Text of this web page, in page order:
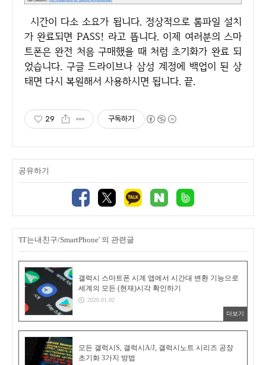
시간이 다소 소요가 됩니다. 정상적으로 롬파일 설치
가 완료되면 PASS! 라고 뜹니다. 이제 여러분의 스마
트폰은 완전 처음 구매했을 때 처럼 초기화가 완료 되
었습니다. 구글 드라이브나 삼성 계정에 백업이 된 상
태면 다시 복원해서 사용하시면 됩니다. 끝.
29 구독하기
공유하기
'IT는내친구/SmartPhone' 의 관련글
갤럭시 스마트폰 시계 앱에서 시간대 변환 기능으로
세계의 모든 (현재)시각 확인하기
2020.01.02
더보기
모든 갤럭시S, 갤럭시A/J, 갤럭시노트 시리즈 공장
초기화 3가지 방법